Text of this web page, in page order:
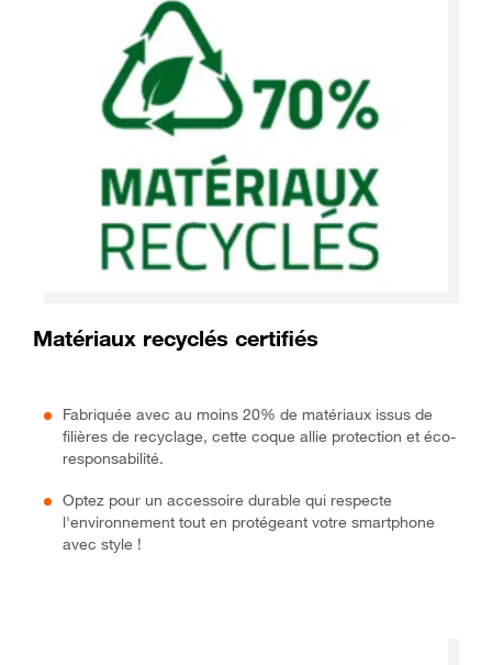
Matériaux recyclés certifiés
Fabriquée avec au moins 20% de matériaux issus de
filières de recyclage, cette coque allie protection et éco-
responsabilité.
Optez pour un accessoire durable qui respecte
l'environnement tout en protégeant votre smartphone
avec style !